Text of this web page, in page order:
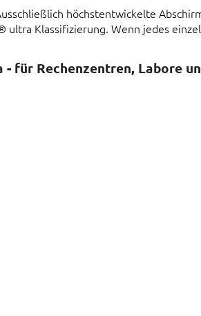
höchstentwickelte
ultra Klassifizierung. Wenn jedes
- für Rechenzentren, Labore